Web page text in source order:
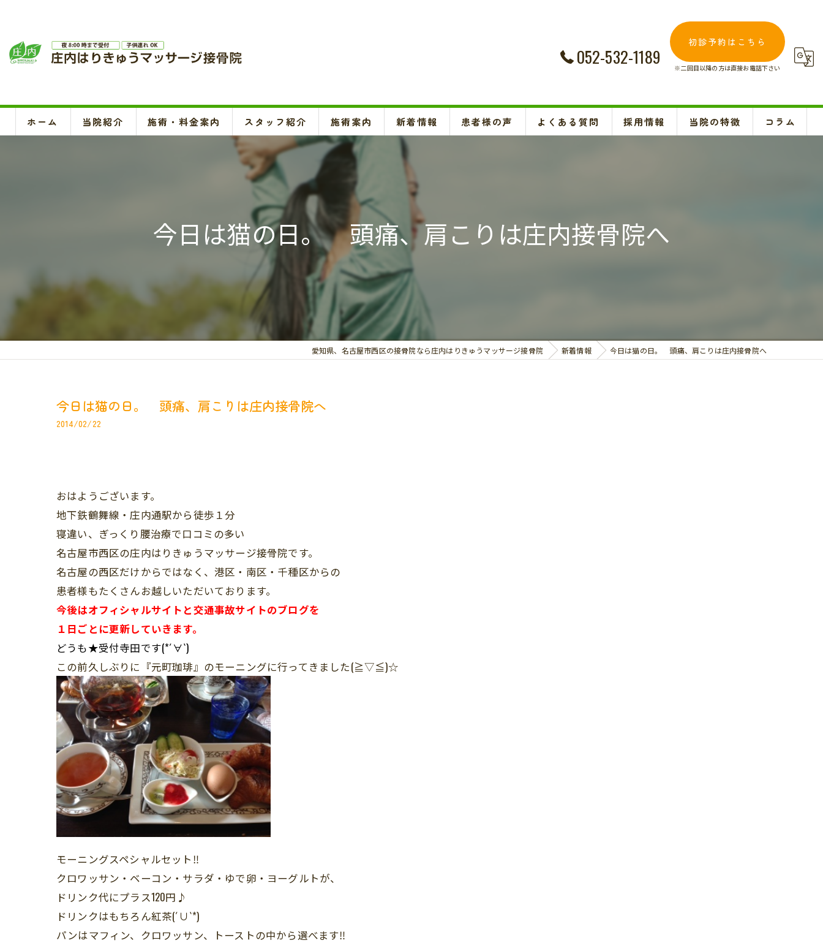
052-532-1189
初診予約はこちら
※二回目以降の方は直接お電話下さい
ホーム 当院紹介 施術・料金案内 スタッフ紹介 施術案内
頚椎、背骨、骨盤矯正、O脚矯正
ハイボルテージ・超音波治療、超短波治療
鍼灸(はり、きゅう)
悪阻・安産・逆子治療、不妊治療
交通事故治療
お悩み別の治療
新着情報 患者様の声 よくある質問 採用情報 当院の特徴 コラム
今日は猫の日。 頭痛、肩こりは庄内接骨院へ
愛知県、名古屋市西区の接骨院なら庄内はりきゅうマッサージ接骨院 新着情報 今日は猫の日。 頭痛、肩こりは庄内接骨院へ
今日は猫の日。 頭痛、肩こりは庄内接骨院へ
2014/02/22
おはようございます。
地下鉄鶴舞線・庄内通駅から徒歩１分
寝違い、ぎっくり腰治療で口コミの多い
名古屋市西区の庄内はりきゅうマッサージ接骨院です。
名古屋の西区だけからではなく、港区・南区・千種区からの
患者様もたくさんお越しいただいております。
今後はオフィシャルサイトと交通事故サイトのブログを
１日ごとに更新していきます。
どうも★受付寺田です(*´∀`)
この前久しぶりに『元町珈琲』のモーニングに行ってきました(≧▽≦)☆
モーニングスペシャルセット‼︎
クロワッサン・ベーコン・サラダ・ゆで卵・ヨーグルトが、
ドリンク代にプラス120円♪
ドリンクはもちろん紅茶(´∪`*)
パンはマフィン、クロワッサン、トーストの中から選べます‼︎